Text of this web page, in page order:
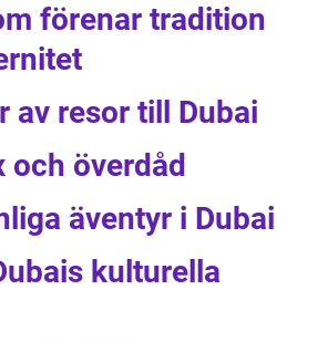
förenar tradition
av resor till Dubai
och överdåd
äventyr i Dubai
kulturella